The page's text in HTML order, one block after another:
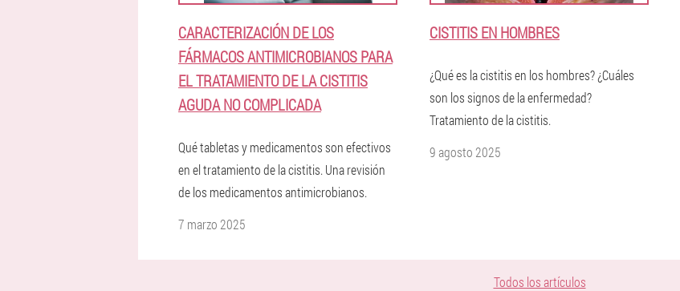
CARACTERIZACIÓN DE LOS
FÁRMACOS ANTIMICROBIANOS PARA
EL TRATAMIENTO DE LA CISTITIS
AGUDA NO COMPLICADA
Qué tabletas y medicamentos son efectivos
en el tratamiento de la cistitis. Una revisión
de los medicamentos antimicrobianos.
7 marzo 2025
CISTITIS EN HOMBRES
¿Qué es la cistitis en los hombres? ¿Cuáles
son los signos de la enfermedad?
Tratamiento de la cistitis.
9 agosto 2025
Todos los artículos